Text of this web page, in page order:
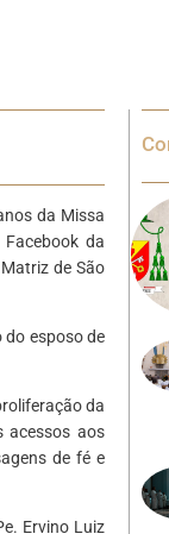
da Missa
da
de São
do esposo de
da
acessos aos
de fé e
Ervino Luiz